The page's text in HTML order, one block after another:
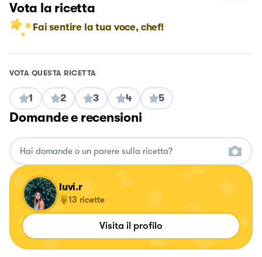
Vota la ricetta
Fai sentire la tua voce, chef!
VOTA QUESTA RICETTA
1 2 3 4 5
Domande e recensioni
luvi.r
13 ricette
Visita il profilo